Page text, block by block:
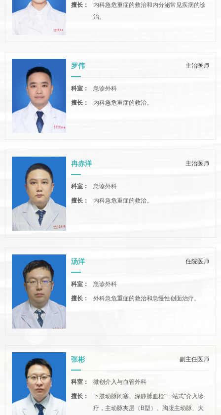
擅长：
内科急危重症的救治和内分泌常见疾病的诊
治。
罗伟 主治医师
科室：
急诊外科
擅长：
内科急危重症的救治。
冉赤洋 主治医师
科室：
急诊外科
擅长：
内科急危重症的救治。
汤洋 住院医师
科室：
急诊外科
擅长：
外科急危重症的救治和急慢性创面治疗。
张彬 副主任医师
科室：
微创介入与血管外科
擅长：
下肢动脉闭塞、深静脉血栓“一站式”介入诊
疗，主动脉夹层（B型）、胸腹主动脉、大